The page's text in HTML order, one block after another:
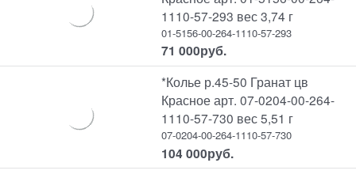
1110-57-293 вес 3,74 г
01-5156-00-264-1110-57-293
71 000руб.
*Колье р.45-50 Гранат цв
Красное арт. 07-0204-00-264-
1110-57-730 вес 5,51 г
07-0204-00-264-1110-57-730
104 000руб.